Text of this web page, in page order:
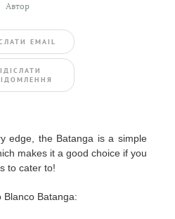
Автор
EMAIL
edge, the Batanga is a simple
makes it a good choice if you
to cater to!
Blanco Batanga: